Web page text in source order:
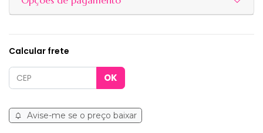
Calcular frete
Avise-me se o preço baixar